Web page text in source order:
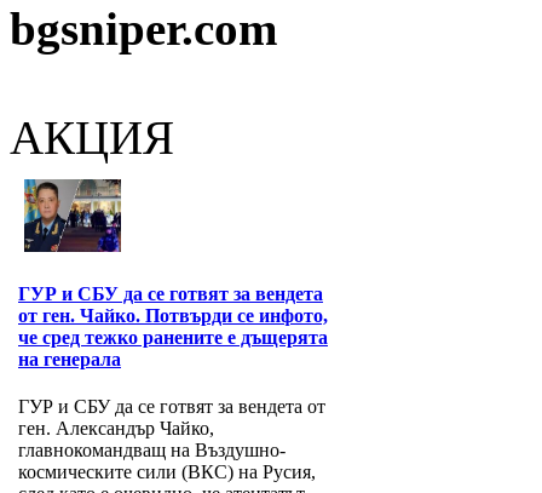
bgsniper.com
АКЦИЯ
ГУР и СБУ да се готвят за вендета
от ген. Чайко. Потвърди се инфото,
че сред тежко ранените е дъщерята
на генерала
ГУР и СБУ да се готвят за вендета от
ген. Александър Чайко,
главнокомандващ на Въздушно-
космическите сили (ВКС) на Русия,